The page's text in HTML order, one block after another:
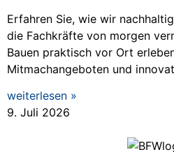
Erfahren Sie, wie wir
die Fachkräfte von morgen
Bauen praktisch vor Ort
Mitmachangeboten und
weiterlesen »
9. Juli 2026